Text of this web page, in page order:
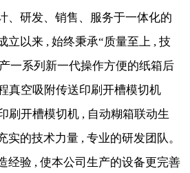
、研发、销售、服务于一体化的
立以来 , 始终秉承“质量至上 , 技
一系列新一代操作方便的纸箱后
真空吸附传送印刷开槽模切机
刷开槽模切机 , 自动糊箱联动生
实的技术力量 , 专业的研发团队。
经验 , 使本公司生产的设备更完善